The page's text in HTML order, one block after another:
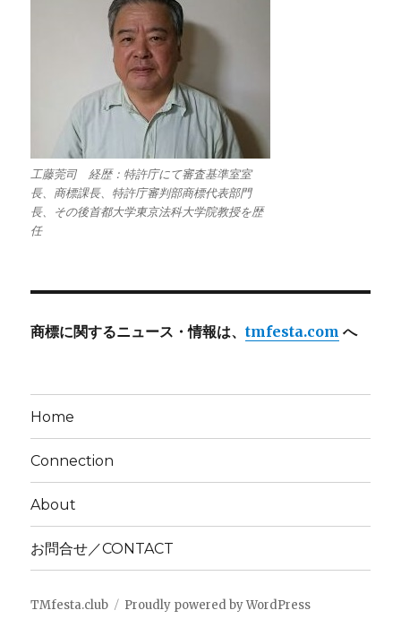
工藤莞司 経歴：特許庁にて審査基準室室
長、商標課長、特許庁審判部商標代表部門
長、その後首都大学東京法科大学院教授を歴
任
商標に関するニュース・情報は、tmfesta.com へ
Home
Connection
About
お問合せ／CONTACT
TMfesta.club Proudly powered by WordPress